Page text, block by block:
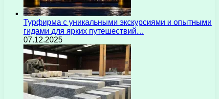
Турфирма с уникальными экскурсиями и опытными
гидами для ярких путешествий…
07.12.2025